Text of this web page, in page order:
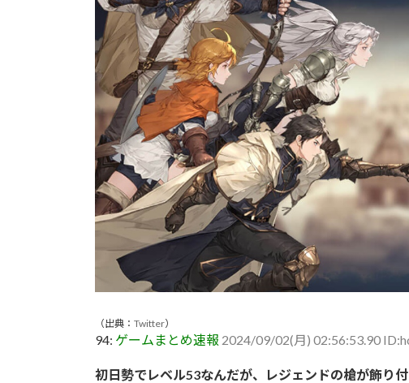
（出典： Twitter）
94: ゲームまとめ速報 2024/09/02(月) 02:56:53.90
初日勢でレベル53なんだが、レジェンドの槍が飾り